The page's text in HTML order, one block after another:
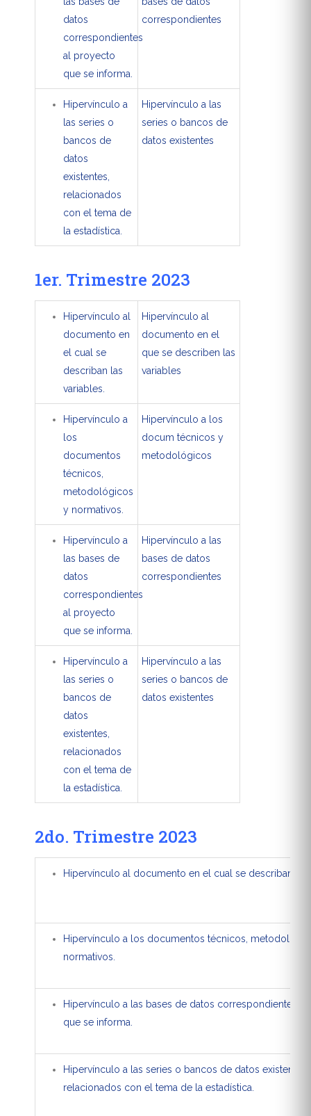
datos
correspondientes
al proyecto
que se informa.
correspondientes
Hipervínculo a
las series o
bancos de
datos
existentes,
relacionados
con el tema de
la estadística.
Hipervínculo a las
series o bancos de
datos existentes
1er. Trimestre 2023
Hipervínculo al
documento en
el cual se
describan las
variables.
Hipervínculo al
documento en el
que se describen las
variables
Hipervínculo a
los
documentos
técnicos,
metodológicos
y normativos.
Hipervínculo a los
docum técnicos y
metodológicos
Hipervínculo a
las bases de
datos
correspondientes
al proyecto
que se informa.
Hipervínculo a las
bases de datos
correspondientes
Hipervínculo a
las series o
bancos de
datos
existentes,
relacionados
con el tema de
la estadística.
Hipervínculo a las
series o bancos de
datos existentes
2do. Trimestre 2023
Hipervínculo al documento en el cual se describan las
Hipervínculo a los documentos técnicos,
normativos.
Hipervínculo a las bases de datos correspondientes
que se informa.
Hipervínculo a las series o bancos de datos existentes,
relacionados con el tema de la estadística.